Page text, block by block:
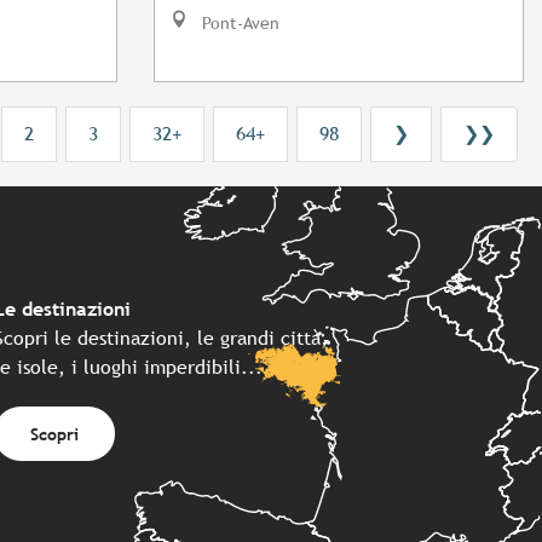
Pont-Aven
2 3 32+ 64+ 98 ❯ ❯❯
destinazioni
le destinazioni, le grandi città,
isole, i luoghi imperdibili...
Scopri